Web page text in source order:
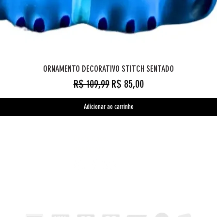
ORNAMENTO DECORATIVO STITCH SENTADO
Preço normal
R$ 109,99 Preço promocional
R$ 85,00
Adicionar ao carrinho